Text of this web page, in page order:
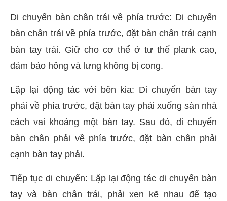
Di chuyển bàn chân trái về phía trước: Di chuyển
bàn chân trái về phía trước, đặt bàn chân trái cạnh
bàn tay trái. Giữ cho cơ thể ở tư thế plank cao,
đảm bảo hông và lưng không bị cong.
Lặp lại động tác với bên kia: Di chuyển bàn tay
phải về phía trước, đặt bàn tay phải xuống sàn nhà
cách vai khoảng một bàn tay. Sau đó, di chuyển
bàn chân phải về phía trước, đặt bàn chân phải
cạnh bàn tay phải.
Tiếp tục di chuyển: Lặp lại động tác di chuyển bàn
tay và bàn chân trái, phải xen kẽ nhau để tạo